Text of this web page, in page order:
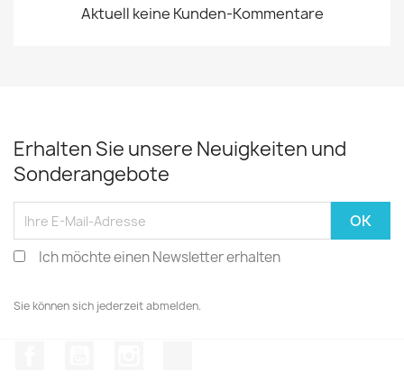
Aktuell keine Kunden-Kommentare
Erhalten Sie unsere Neuigkeiten und
Sonderangebote
Ich möchte einen Newsletter erhalten
Sie können sich jederzeit abmelden.